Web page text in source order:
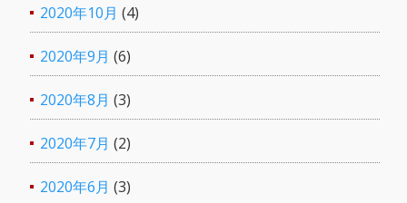
2020年10月 (4)
2020年9月 (6)
2020年8月 (3)
2020年7月 (2)
2020年6月 (3)